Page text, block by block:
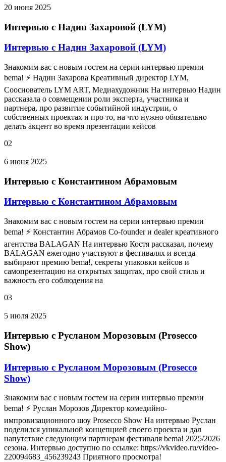
20 июня 2025
Интервью с Надин Захаровой (LYM)
Интервью с Надин Захаровой (LYM)
Знакомим вас с новым гостем на серии интервью премии
bema! ⚡ Надин Захарова Креативный директор LYM,
Сооснователь LYM ART, Медиахудожник На интервью Надин
рассказала о совмещении роли эксперта, участника и
партнера, про развитие событийной индустрии, о
собственных проектах и про то, на что нужно обязательно
делать акцент во время презентации кейсов
02
6 июня 2025
Интервью с Константином Абрамовым
Интервью с Константином Абрамовым
Знакомим вас с новым гостем на серии интервью премии
bema! ⚡ Константин Абрамов Co-founder и dealer креативного
агентства BALAGAN На интервью Костя рассказал, почему
BALAGAN ежегодно участвуют в фестивалях и всегда
выбирают премию bema!, секреты упаковки кейсов и
самопрезентацию на открытых защитах, про свой стиль и
важность его соблюдения на
03
5 июля 2025
Интервью с Русланом Морозовым (Prosecco
Show)
Интервью с Русланом Морозовым (Prosecco
Show)
Знакомим вас с новым гостем на серии интервью премии
bema! ⚡ Руслан Морозов Директор комедийно-
импровизационного шоу Prosecco Show На интервью Руслан
поделился уникальной концепцией своего проекта и дал
напутствие следующим партнерам фестиваля bema! 2025/2026
сезона. Интервью доступно по ссылке: https://vkvideo.ru/video-
220094683_456239243 Приятного просмотра!